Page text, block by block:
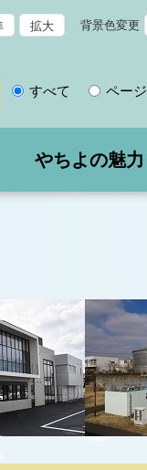
拡大 背景色変更
すべて ページ
やちよの魅力